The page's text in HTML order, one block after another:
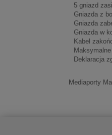
5 gniazd
Gniazda z
Gniazda
Gniazda w
Kabel
Deklaracja
Mediaporty